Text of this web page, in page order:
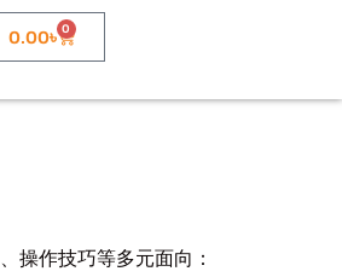
0.00৳ 0
操作技巧等多元面向：